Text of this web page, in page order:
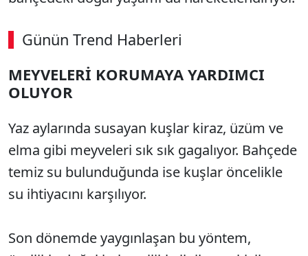
Günün Trend Haberleri
MEYVELERİ KORUMAYA YARDIMCI
OLUYOR
Yaz aylarında susayan kuşlar kiraz, üzüm ve
elma gibi meyveleri sık sık gagalıyor. Bahçede
temiz su bulunduğunda ise kuşlar öncelikle
su ihtiyacını karşılıyor.
Son dönemde yaygınlaşan bu yöntem,